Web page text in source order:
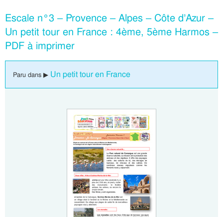
Escale n°3 – Provence – Alpes – Côte d’Azur –
Un petit tour en France : 4ème, 5ème Harmos –
PDF à imprimer
Paru dans ▶ Un petit tour en France